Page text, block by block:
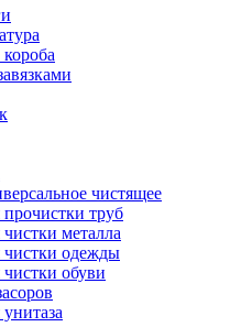
чистящее
труб
металла
чистки одежды
обуви